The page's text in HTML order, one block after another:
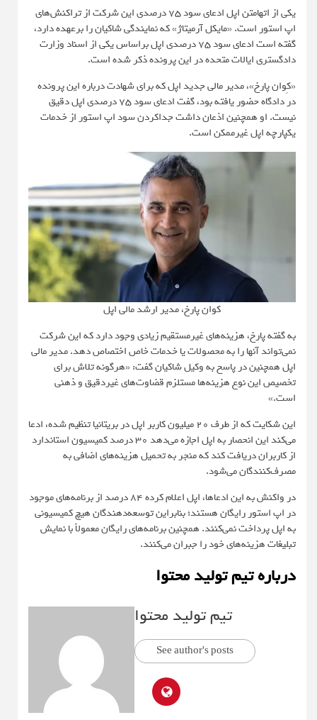
یکی از اتهامتن اپل ادعای سود ۷۵ درصدی این شرکت از تراکنش‌های
اپ استور است. «مایکل آرمیتاژ» که نمایندگی شاکیان را برعهده دارد،
گفته است ادعای سود ۷۵ درصدی اپل براساس یکی از اسناد وزارت
دادگستری ایالات متحده در این پرونده ذکر شده است.
«کِوان پارخ»، مدیر مالی جدید اپل که برای شهادت درباره این پرونده
در دادگاه حضور یافته بود، گفت ادعای سود ۷۵ درصدی اپل دقیق
نیست. او همچنین اذعان داشت جداکردن سود اپ استور از خدمات
یکپارچه اپل غیرممکن است.
کوان پارخ، مدیر ارشد مالی اپل
به گفته پارخ، هزینه‌های غیرمستقیم زیادی وجود دارد که این شرکت
نمی‌تواند آنها را به محصولات یا خدمات خاص اختصاص دهد. مدیر مالی
اپل همچنین در پاسخ به وکیل شاکیان گفت: «هرگونه تلاش برای
تخصیص این نوع هزینه‌ها مستلزم قضاوت‌های غیردقیق و ذهنی
است.»
این شکایت که از طرف ۲۰ میلیون کاربر اپل در بریتانیا تنظیم شده، ادعا
می‌کند این انحصار به اپل اجازه می‌دهد ۳۰ درصد کمیسیون استاندارد
از کاربران دریافت کند که منجر به تحمیل هزینه‌های اضافی به
مصرف‌کنندگان می‌شود.
در واکنش به این ادعاها، اپل اعلام کرده ۸۴ درصد از برنامه‌های موجود
در اپ استور رایگان هستند؛ بنابراین توسعه‌دهندگان هیچ کمیسیونی
به اپل پرداخت نمی‌کنند. همچنین برنامه‌های رایگان معمولاً با نمایش
تبلیغات هزینه‌های خود را جبران می‌کنند.
درباره تیم تولید محتوا
تیم تولید محتوا
See author's posts